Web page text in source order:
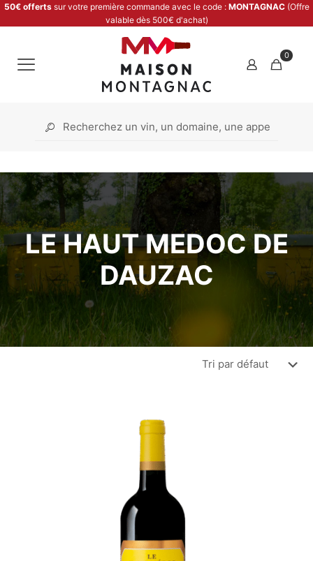
50€ offertssur votre première commande avec le code : MONTAGNAC (Offre
valable dès 500€ d'achat)
0
LE HAUT MEDOC DE
DAUZAC